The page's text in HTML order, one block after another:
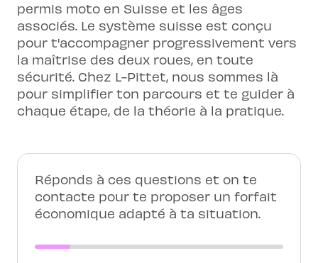
permis moto en Suisse et les âges
associés. Le système suisse est conçu
pour t'accompagner progressivement vers
la maîtrise des deux roues, en toute
sécurité. Chez L-Pittet, nous sommes là
pour simplifier ton parcours et te guider à
chaque étape, de la théorie à la pratique.
Réponds à ces questions et on te
contacte pour te proposer un forfait
économique adapté à ta situation.